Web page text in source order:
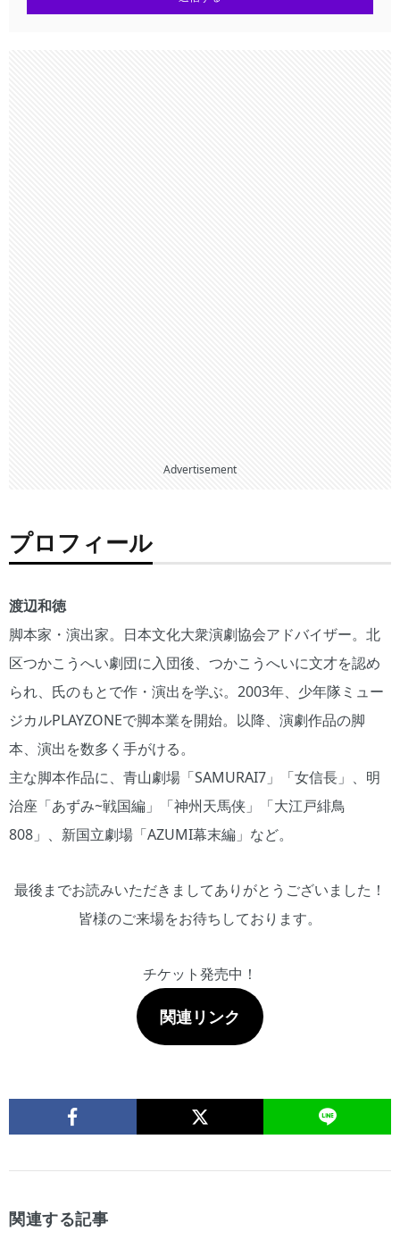
Advertisement
プロフィール
渡辺和徳
脚本家・演出家。日本文化大衆演劇協会アドバイザー。北
区つかこうへい劇団に入団後、つかこうへいに文才を認め
られ、氏のもとで作・演出を学ぶ。2003年、少年隊ミュー
ジカルPLAYZONEで脚本業を開始。以降、演劇作品の脚
本、演出を数多く手がける。
主な脚本作品に、青山劇場「SAMURAI7」「女信長」、明
治座「あずみ~戦国編」「神州天馬侠」「大江戸緋鳥
808」、新国立劇場「AZUMI幕末編」など。
最後までお読みいただきましてありがとうございました！
皆様のご来場をお待ちしております。
チケット発売中！
関連リンク
関連する記事